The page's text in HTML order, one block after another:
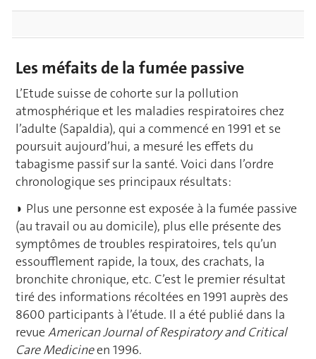
Les méfaits de la fumée passive
L’Etude suisse de cohorte sur la pollution
atmosphérique et les maladies respiratoires chez
l’adulte (Sapaldia), qui a commencé en 1991 et se
poursuit aujourd’hui, a mesuré les effets du
tabagisme passif sur la santé. Voici dans l’ordre
chronologique ses principaux résultats:
◗ Plus une personne est exposée à la fumée passive
(au travail ou au domicile), plus elle présente des
symptômes de troubles respiratoires, tels qu’un
essoufflement rapide, la toux, des crachats, la
bronchite chronique, etc. C’est le premier résultat
tiré des informations récoltées en 1991 auprès des
8600 participants à l’étude. Il a été publié dans la
revueAmerican Journal of Respiratory and Critical
Care Medicineen 1996.